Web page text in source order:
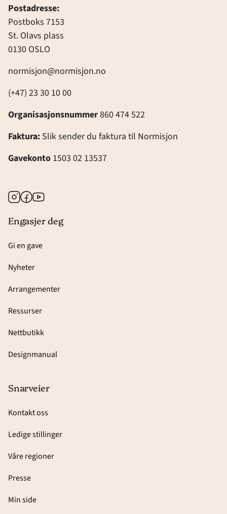
Postadresse:
Postboks 7153
St. Olavs plass
0130 OSLO
normisjon@normisjon.no
(+47) 23 30 10 00
Organisasjonsnummer860 474 522
Faktura: Slik sender du faktura til Normisjon
Gavekonto 1503 02 13537
Instagram
Facebook
Youtube
Engasjer deg
Gi en gave
Nyheter
Arrangementer
Ressurser
Nettbutikk
Designmanual
Snarveier
Kontakt oss
Ledige stillinger
Våre regioner
Presse
Min side